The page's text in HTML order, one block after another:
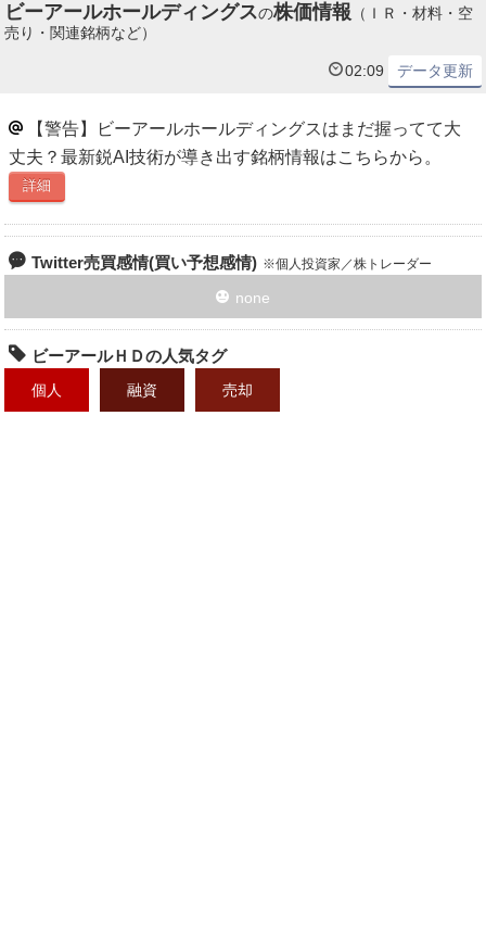
ビーアールホールディングスの株価情報 （ＩＲ・材料・空
売り・関連銘柄など）
02:09 データ更新
【警告】ビーアールホールディングスはまだ握ってて大
丈夫？最新鋭AI技術が導き出す銘柄情報はこちらから。
詳細
Twitter売買感情(買い予想感情) 個人投資家／株トレーダー
none
ビーアールＨＤの人気タグ
個人 融資 売却